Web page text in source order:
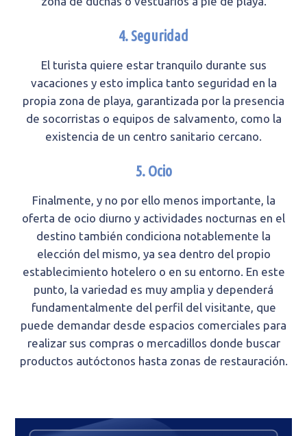
4. Seguridad
El turista quiere estar tranquilo durante sus
vacaciones y esto implica tanto seguridad en la
propia zona de playa, garantizada por la presencia
de socorristas o equipos de salvamento, como la
existencia de un centro sanitario cercano.
5. Ocio
Finalmente, y no por ello menos importante, la
oferta de ocio diurno y actividades nocturnas en el
destino también condiciona notablemente la
elección del mismo, ya sea dentro del propio
establecimiento hotelero o en su entorno. En este
punto, la variedad es muy amplia y dependerá
fundamentalmente del perfil del visitante, que
puede demandar desde espacios comerciales para
realizar sus compras o mercadillos donde buscar
productos autóctonos hasta zonas de restauración.